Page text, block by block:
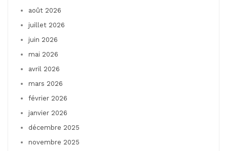
août 2026
juillet 2026
juin 2026
mai 2026
avril 2026
mars 2026
février 2026
janvier 2026
décembre 2025
novembre 2025